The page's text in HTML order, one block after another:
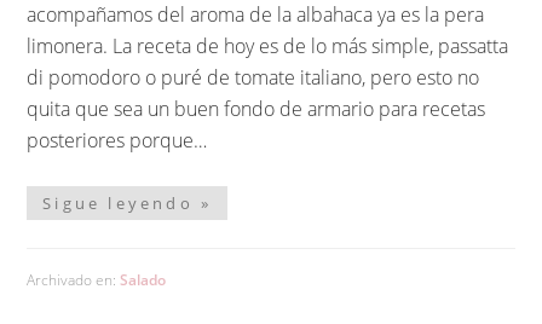
acompañamos del aroma de la albahaca ya es la pera
limonera. La receta de hoy es de lo más simple, passatta
di pomodoro o puré de tomate italiano, pero esto no
quita que sea un buen fondo de armario para recetas
posteriores porque…
Sigue leyendo »
Archivado en: Salado